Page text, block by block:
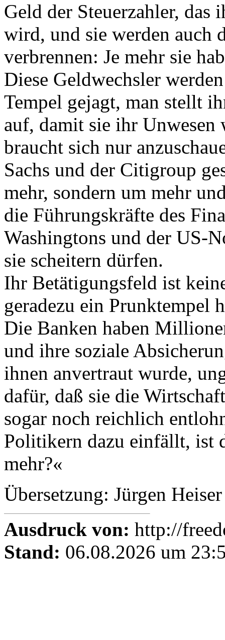
Geld der Steuerzahler,
wird, und sie werden auch
verbrennen: Je mehr sie
Diese Geldwechsler
Tempel gejagt, man stellt
auf, damit sie ihr
braucht sich nur
Sachs und der Citigroup
mehr, sondern um mehr
die Führungskräfte des
Washingtons und der US-
sie scheitern dürfen.
Ihr Betätigungsfeld ist
geradezu ein Prunktempel
Die Banken haben
und ihre soziale
ihnen anvertraut wurde,
dafür, daß sie die
sogar noch reichlich
Politikern dazu einfällt, ist
mehr?«
Übersetzung: Jürgen Heiser
Ausdruck von: http://
Stand: 06.08.2026 um